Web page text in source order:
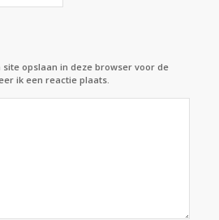
opslaan in deze browser voor de
ik een reactie plaats.